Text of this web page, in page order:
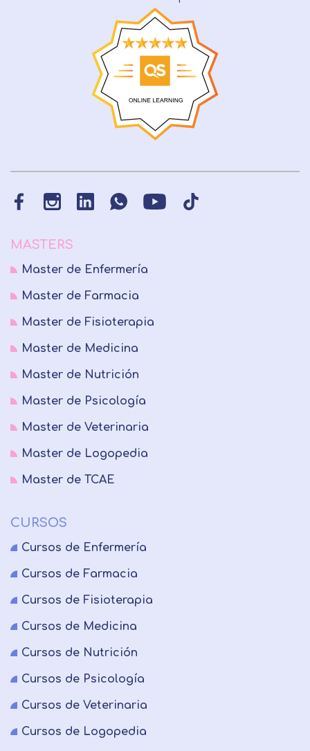
MASTERS
Master de Enfermería
Master de Farmacia
Master de Fisioterapia
Master de Medicina
Master de Nutrición
Master de Psicología
Master de Veterinaria
Master de Logopedia
Master de TCAE
CURSOS
Cursos de Enfermería
Cursos de Farmacia
Cursos de Fisioterapia
Cursos de Medicina
Cursos de Nutrición
Cursos de Psicología
Cursos de Veterinaria
Cursos de Logopedia